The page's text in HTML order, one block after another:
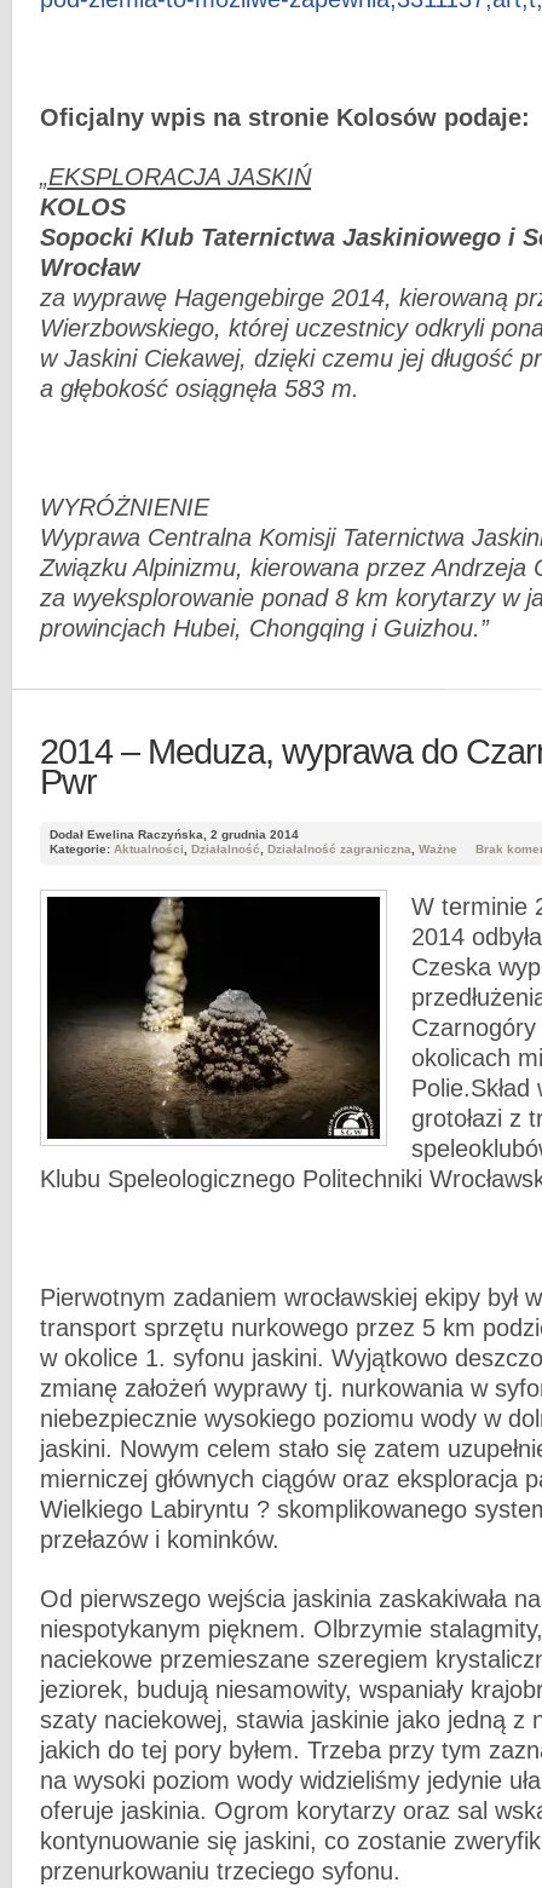
Oficjalny wpis na stronie Kolosów podaje:
„EKSPLORACJA JASKIŃ
KOLOS
Sopocki Klub Taternictwa Jaskiniowego i
Wrocław
za wyprawę Hagengebirge 2014, kierowaną
Wierzbowskiego, której uczestnicy odkryli
w Jaskini Ciekawej, dzięki czemu jej długość
a głębokość osiągnęła 583 m.
WYRÓŻNIENIE
Wyprawa Centralna Komisji Taternictwa
Związku Alpinizmu, kierowana przez Andrzeja
za wyeksplorowanie ponad 8 km korytarzy w
prowincjach Hubei, Chongqing i Guizhou.”
2014 – Meduza, wyprawa do
Pwr
Dodał Ewelina Raczyńska, 2 grudnia 2014
Kategorie: Aktualności Działalność Działalność zagraniczna Ważne Brak
W terminie
2014
Czeska
okolicach
grotołazi z
Klubu Speleologicznego Politechniki
Pierwotnym zadaniem wrocławskiej ekipy był
transport sprzętu nurkowego przez 5 km
w okolice 1. syfonu jaskini. Wyjątkowo
zmianę założeń wyprawy tj. nurkowania w
niebezpiecznie wysokiego poziomu wody w
jaskini. Nowym celem stało się zatem
mierniczej głównych ciągów oraz eksploracja
Wielkiego Labiryntu ? skomplikowanego
przełazów i kominków.
Od pierwszego wejścia jaskinia zaskakiwała
niespotykanym pięknem. Olbrzymie
naciekowe przemieszane szeregiem
jeziorek, budują niesamowity, wspaniały
szaty naciekowej, stawia jaskinie jako jedną z
jakich do tej pory byłem. Trzeba przy tym
na wysoki poziom wody widzieliśmy jedynie
oferuje jaskinia. Ogrom korytarzy oraz sal
kontynuowanie się jaskini, co zostanie
przenurkowaniu trzeciego syfonu.